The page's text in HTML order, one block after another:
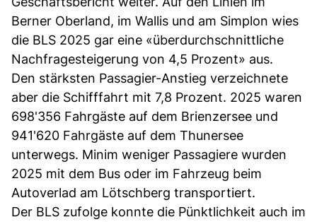
Berner Oberland, im Wallis und am Simplon wies
die BLS 2025 gar eine «überdurchschnittliche
Nachfragesteigerung von 4,5 Prozent» aus.
Den stärksten Passagier-Anstieg verzeichnete
aber die Schifffahrt mit 7,8 Prozent. 2025 waren
698'356 Fahrgäste auf dem Brienzersee und
941'620 Fahrgäste auf dem Thunersee
unterwegs. Minim weniger Passagiere wurden
2025 mit dem Bus oder im Fahrzeug beim
Autoverlad am Lötschberg transportiert.
Der BLS zufolge konnte die Pünktlichkeit auch im